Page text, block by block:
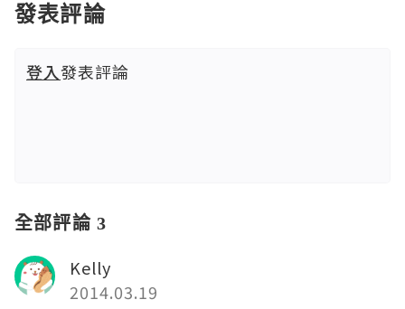
發表評論
登入發表評論
全部評論 3
Kelly
2014.03.19